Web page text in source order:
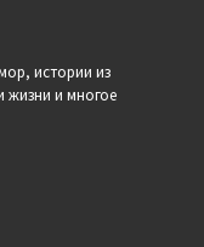
истории из
жизни и многое